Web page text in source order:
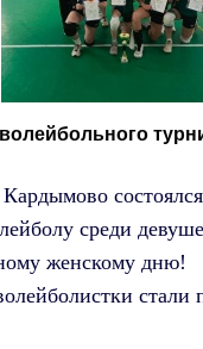
среди
женскому дню!
стали